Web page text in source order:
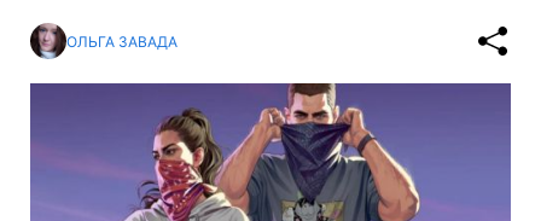
ОЛЬГА ЗАВАДА